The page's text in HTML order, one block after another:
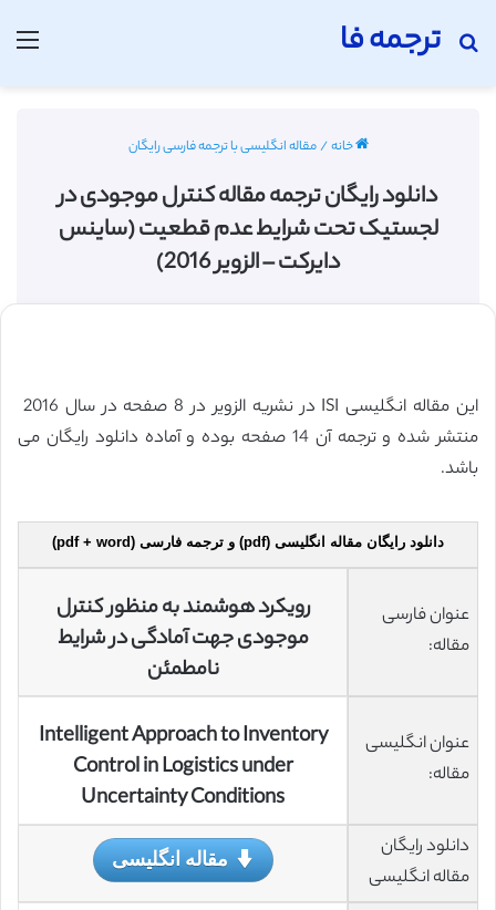
ترجمه فا
جستجو برای
خانه/مقاله انگلیسی با ترجمه فارسی رایگان
دانلود رایگان ترجمه مقاله کنترل موجودی در
لجستیک تحت شرایط عدم قطعیت (ساینس
دایرکت – الزویر 2016)
منتشر شده و ترجمه آن 14 صفحه بوده و آماده دانلود رایگان می
باشد.
دانلود رایگان مقاله انگلیسی (pdf) و ترجمه فارسی (pdf + word)
عنوان فارسی
مقاله:
رویکرد هوشمند به منظور کنترل
موجودی جهت آمادگی در شرایط
نامطمئن
عنوان انگلیسی
مقاله:
Intelligent Approach to Inventory
Control in Logistics under
Uncertainty Conditions
دانلود رایگان
مقاله انگلیسی
مقاله انگلیسی